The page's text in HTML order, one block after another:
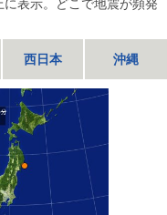
表示。どこで地震が頻発
西日本 沖縄